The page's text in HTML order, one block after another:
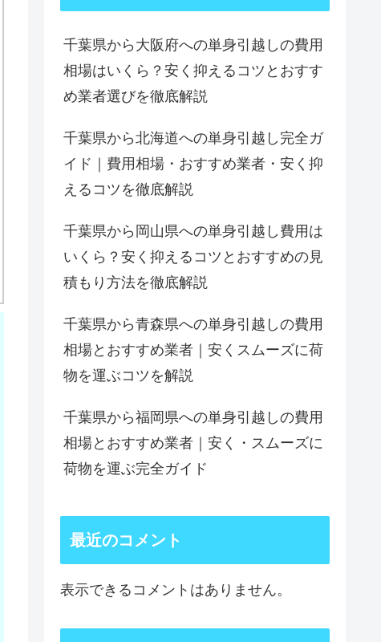
千葉県から大阪府への単身引越しの費用
相場はいくら？安く抑えるコツとおすす
め業者選びを徹底解説
千葉県から北海道への単身引越し完全ガ
イド｜費用相場・おすすめ業者・安く抑
えるコツを徹底解説
千葉県から岡山県への単身引越し費用は
いくら？安く抑えるコツとおすすめの見
積もり方法を徹底解説
千葉県から青森県への単身引越しの費用
相場とおすすめ業者｜安くスムーズに荷
物を運ぶコツを解説
千葉県から福岡県への単身引越しの費用
相場とおすすめ業者｜安く・スムーズに
荷物を運ぶ完全ガイド
最近のコメント
表示できるコメントはありません。